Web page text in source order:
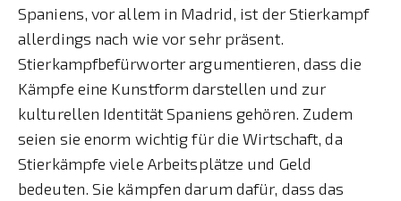
Spaniens, vor allem in Madrid, ist der Stierkampf
allerdings nach wie vor sehr präsent.
Stierkampfbefürworter argumentieren, dass die
Kämpfe eine Kunstform darstellen und zur
kulturellen Identität Spaniens gehören. Zudem
seien sie enorm wichtig für die Wirtschaft, da
Stierkämpfe viele Arbeitsplätze und Geld
bedeuten. Sie kämpfen darum dafür, dass das